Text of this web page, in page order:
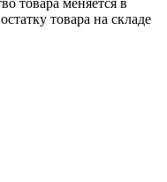
товара меняется в
товара на складе